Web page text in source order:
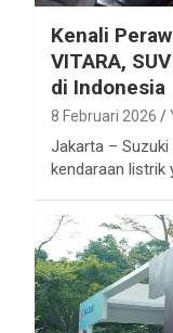
Kenali
VITARA,
di Indonesia
8 Februari 2026
Jakarta – Suzuki
kendaraan listrik